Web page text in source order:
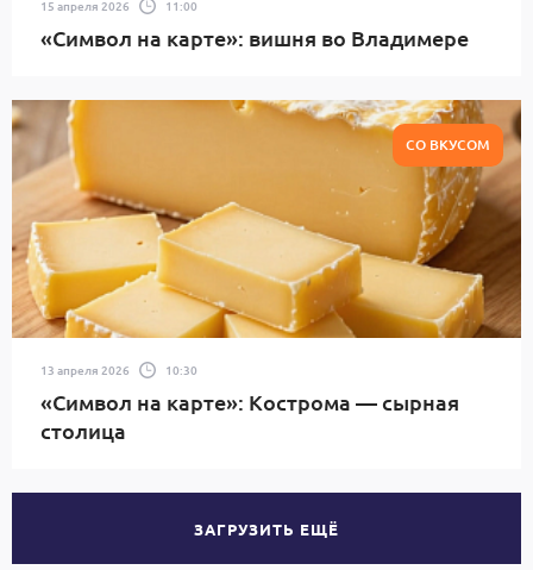
15 апреля 2026 11:00
«Символ на карте»: вишня во Владимере
СО ВКУСОМ
13 апреля 2026 10:30
«Символ на карте»: Кострома — сырная
столица
ЗАГРУЗИТЬ ЕЩЁ